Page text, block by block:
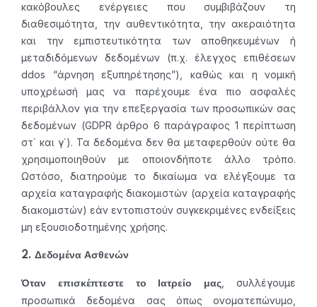
κακόβουλες ενέργειες που συμβιβάζουν τη
διαθεσιμότητα, την αυθεντικότητα, την ακεραιότητα
και την εμπιστευτικότητα των αποθηκευμένων ή
μεταδιδόμενων δεδομένων (π.χ. έλεγχος επιθέσεων
ddos “άρνηση εξυπηρέτησης”), καθώς και η νομική
υποχρέωσή μας να παρέχουμε ένα πιο ασφαλές
περιβάλλον για την επεξεργασία των προσωπικών σας
δεδομένων (GDPR άρθρο 6 παράγραφος 1 περίπτωση
στ΄ και γ΄). Τα δεδομένα δεν θα μεταφερθούν ούτε θα
χρησιμοποιηθούν με οποιονδήποτε άλλο τρόπο.
Ωστόσο, διατηρούμε το δικαίωμα να ελέγξουμε τα
αρχεία καταγραφής διακομιστών (αρχεία καταγραφής
διακομιστών) εάν εντοπιστούν συγκεκριμένες ενδείξεις
μη εξουσιοδοτημένης χρήσης.
2. Δεδομένα Ασθενών
Όταν επισκέπτεστε το Ιατρείο μας , συλλέγουμε
προσωπικά δεδομένα σας όπως ονοματεπώνυμο,